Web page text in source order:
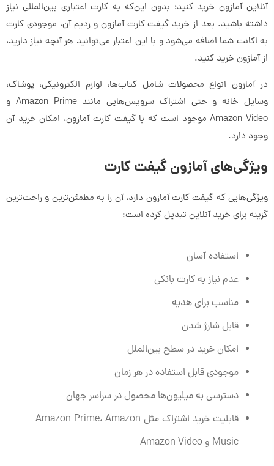
آنلاین آمازون خرید کنید؛ بدون این‌که به کارت اعتباری بین‌المللی نیاز
داشته باشید. بعد از خرید گیفت کارت آمازون و ردیم آن، موجودی کارت
به اکانت شما اضافه می‌شود و با این اعتبار می‌توانید هر آنچه نیاز دارید،
از آمازون خرید کنید.
در آمازون انواع محصولات شامل کتاب‌ها، لوازم الکترونیکی، پوشاک،
وسایل خانه و حتی اشتراک سرویس‌هایی مانند Amazon Prime و
Amazon Video موجود است که با گیفت کارت آمازون، امکان خرید آن
وجود دارد.
ویژگی‌های آمازون گیفت کارت
ویژگی‌هایی که گیفت کارت آمازون دارد، آن را به مطمئن‌ترین و راحت‌ترین
گزینه برای خرید آنلاین تبدیل کرده است:
استفاده آسان
عدم نیاز به کارت بانکی
مناسب برای هدیه
قابل شارژ شدن
امکان خرید در سطح بین‌الملل
موجودی قابل استفاده در هر زمان
دسترسی به میلیون‌ها محصول در سراسر جهان
قابلیت خرید اشتراک مثل Amazon Prime، Amazon
Music و Amazon Video